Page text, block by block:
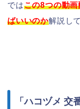
ではこの8つの動
ばいいのか解説し
「ハコヅメ 交